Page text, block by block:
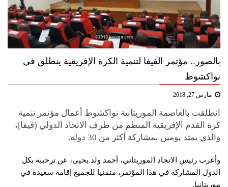
بالصور.. مؤتمر الفيفا لتنمية الكرة الإفريقية ينطلق في
نواكشوط
مارس 27, 2018
انطلقت بالعاصمة الموريتانية نواكشوط أعمال مؤتمر تنمية
كرة القدم الإفريقية المنظم من طرف الاتحاد الدولي (فيفا)،
والذي يمتد يومين بمشاركة أكثر من 30 دولة.
وأعرب رئيس الاتحاد الموريتاني، أحمد ولد يحيى، عن ترحيبه بكل
الدول المشاركة في هذا المؤتمر، متمنيا للجميع إقامة سعيدة في
موريتانيا.